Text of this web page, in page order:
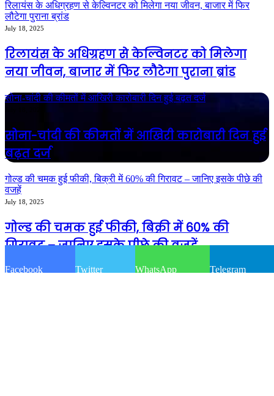
रिलायंस के अधिग्रहण से केल्विनटर को मिलेगा नया जीवन, बाजार में फिर
लौटेगा पुराना ब्रांड
July 18, 2025
रिलायंस के अधिग्रहण से केल्विनटर को मिलेगा
नया जीवन, बाजार में फिर लौटेगा पुराना ब्रांड
सोना-चांदी की कीमतों में आखिरी कारोबारी दिन हुई बढ़त दर्ज
सोना-चांदी की कीमतों में आखिरी कारोबारी दिन हुई
बढ़त दर्ज
गोल्ड की चमक हुई फीकी, बिक्री में 60% की गिरावट – जानिए इसके पीछे की
वजहें
July 18, 2025
गोल्ड की चमक हुई फीकी, बिक्री में 60% की
गिरावट – जानिए इसके पीछे की वजहें
© Copyright 2026, All Rights Reserved |Divyadarpan
Facebook Twitter WhatsApp Telegram